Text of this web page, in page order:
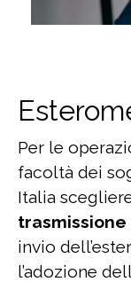
Per le
facoltà dei
Italia
trasmissione
invio
l’adozione